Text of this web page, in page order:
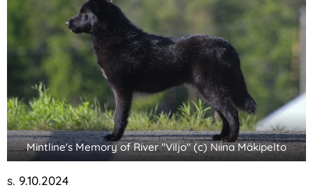
Mintline's Memory of River "Viljo" (c) Niina Mäkipelto
s. 9.10.2024